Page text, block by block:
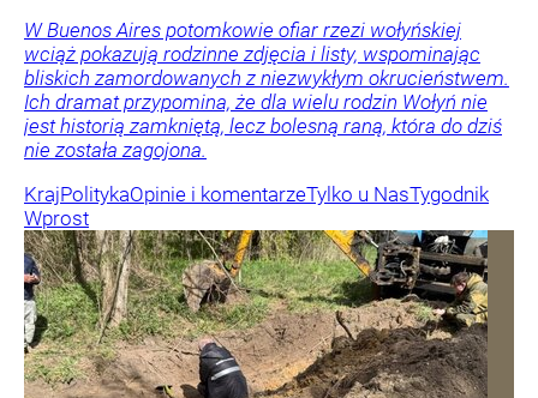
W Buenos Aires potomkowie ofiar rzezi wołyńskiej
wciąż pokazują rodzinne zdjęcia i listy, wspominając
bliskich zamordowanych z niezwykłym okrucieństwem.
Ich dramat przypomina, że dla wielu rodzin Wołyń nie
jest historią zamkniętą, lecz bolesną raną, która do dziś
nie została zagojona.
KrajPolitykaOpinie i komentarzeTylko u NasTygodnik
Wprost